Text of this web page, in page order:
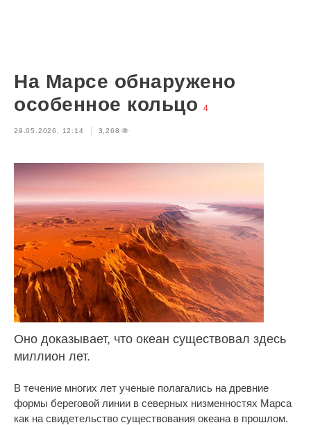
На Марсе обнаружено
особенное кольцо
4
29.05.2026, 12:14 3,268
Оно доказывает, что океан существовал здесь
миллион лет.
В течение многих лет ученые полагались на древние
формы береговой линии в северных низменностях Марса
как на свидетельство существования океана в прошлом.